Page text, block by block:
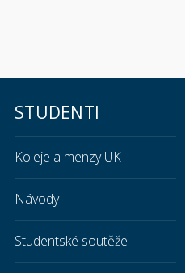
STUDENTI
Koleje a menzy UK
Návody
Studentské soutěže